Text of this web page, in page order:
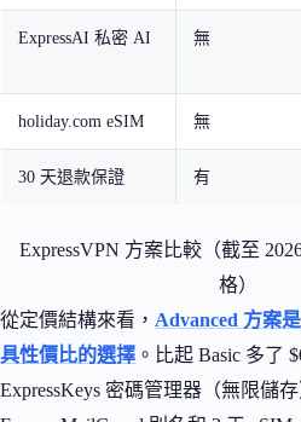
ExpressAI 私密 AI 無
holiday.com eSIM 無
30 天退款保證 有
ExpressVPN 方案比較（截至
格）
從定價結構來看， Advanced 方案
具性價比的選擇 。比起 Basic 多了
ExpressKeys 密碼管理器（無限儲